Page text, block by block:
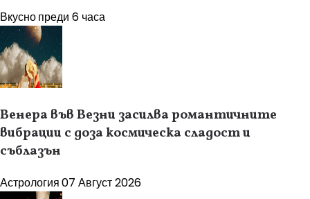
Вкуснопреди 6 часа
Венера във Везни засилва романтичните
вибрации с доза космическа сладост и
съблазън
Астрология07 Август 2026